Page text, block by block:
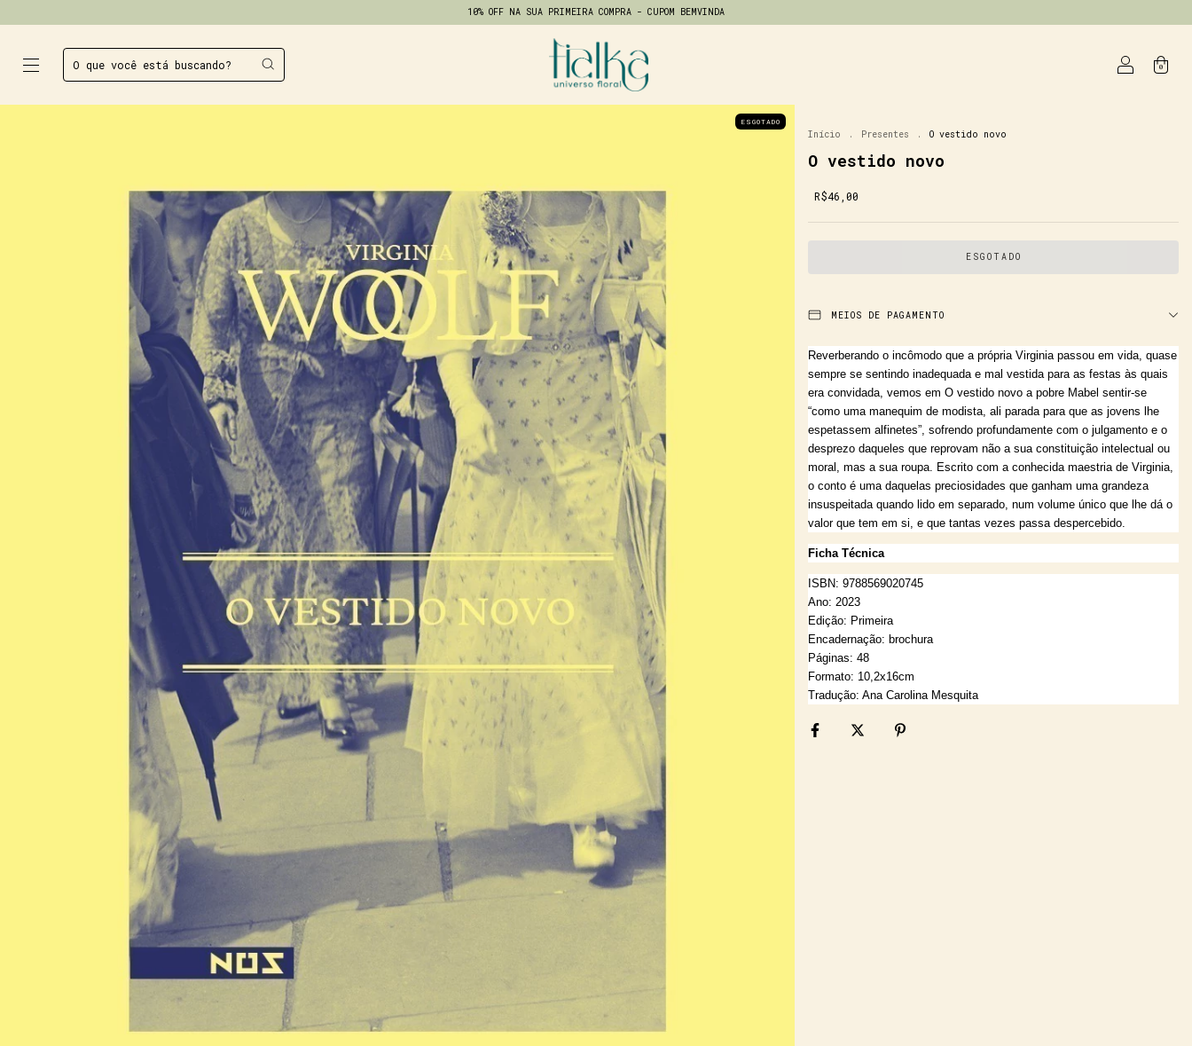
10% OFF NA SUA PRIMEIRA COMPRA - CUPOM BEMVINDA
0
ESGOTADO
Início . Presentes . O vestido novo
O vestido novo
R$46,00
MEIOS DE PAGAMENTO
Reverberando o incômodo que a própria Virginia passou em vida, quase
sempre se sentindo inadequada e mal vestida para as festas às quais
era convidada, vemos em O vestido novo a pobre Mabel sentir-se
“como uma manequim de modista, ali parada para que as jovens lhe
espetassem alfinetes”, sofrendo profundamente com o julgamento e o
desprezo daqueles que reprovam não a sua constituição intelectual ou
moral, mas a sua roupa. Escrito com a conhecida maestria de Virginia,
o conto é uma daquelas preciosidades que ganham uma grandeza
insuspeitada quando lido em separado, num volume único que lhe dá o
valor que tem em si, e que tantas vezes passa despercebido.
Ficha Técnica
ISBN: 9788569020745
Ano: 2023
Edição: Primeira
Encadernação: brochura
Páginas: 48
Formato: 10,2x16cm
Tradução: Ana Carolina Mesquita